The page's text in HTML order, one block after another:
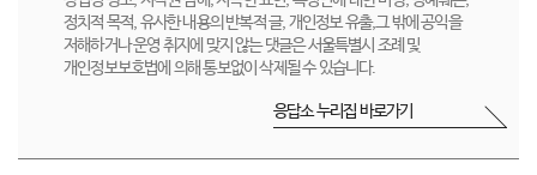
정치적 목적, 유사한 내용의 반복적 글, 개인정보 유출,그 밖에 공익을
저해하거나 운영 취지에 맞지 않는 댓글은 서울특별시 조례 및
개인정보보호법에 의해 통보없이 삭제될 수 있습니다.
응답소 누리집 바로가기